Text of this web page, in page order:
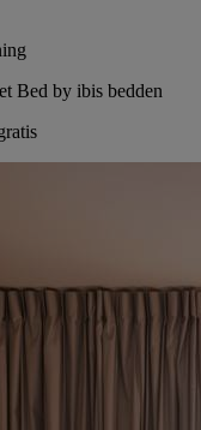
Bed by ibis bedden